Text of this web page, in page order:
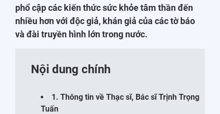
phổ cập các kiến thức sức khỏe tâm thần đến
nhiều hơn với độc giả, khán giả của các tờ báo
và đài truyền hình lớn trong nước.
Nội dung chính
1. Thông tin về Thạc sĩ, Bác sĩ Trịnh Trọng
Tuấn